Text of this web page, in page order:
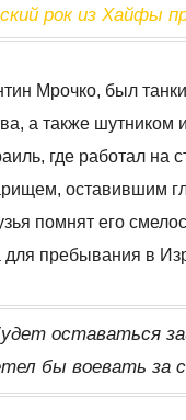
рок из Хайфы
Мрочко, был
а также
где работал на
оставившим
помнят его
для пребывания в
оставаться
бы воевать